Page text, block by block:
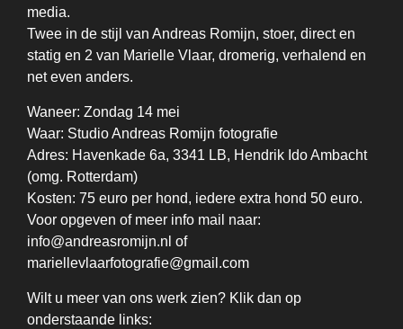
media.
Twee in de stijl van Andreas Romijn, stoer, direct en
statig en 2 van Marielle Vlaar, dromerig, verhalend en
net even anders.
Waneer: Zondag 14 mei
Waar: Studio Andreas Romijn fotografie
Adres: Havenkade 6a, 3341 LB, Hendrik Ido Ambacht
(omg. Rotterdam)
Kosten: 75 euro per hond, iedere extra hond 50 euro.
Voor opgeven of meer info mail naar:
info@andreasromijn.nl of
mariellevlaarfotografie@gmail.com
Wilt u meer van ons werk zien? Klik dan op
onderstaande links: